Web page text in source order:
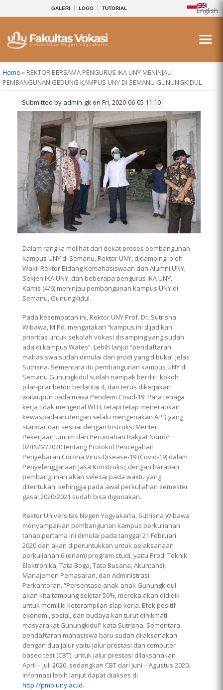
English
GALERI LOGO TUTORIAL
You are here
Home » REKTOR BERSAMA PENGURUS IKA UNY MENINJAU
PEMBANGUNAN GEDUNG KAMPUS UNY DI SEMANU GUNUNGKIDUL
Submitted by admin-gk on Fri, 2020-06-05 11:10
Dalam rangka melihat dari dekat proses pembangunan
kampus UNY di Semanu, Rektor UNY, didampingi oleh
Wakil Rektor Bidang Kemahasiswaan dan Alumni UNY,
Sekjen IKA UNY, dan beberapa pengurus IKA UNY,
Kamis (4/6) meninjau pembangunan kampus UNY di
Semanu, Gunungkidul.
Pada kesempatan ini, Rektor UNY Prof. Dr. Sutrisna
Wibawa, M.Pd. mengatakan “kampus ini dijadikan
prioritas untuk sekolah vokasi disamping yang sudah
ada di kampus Wates”. Lebih lanjut “pendaftaran
mahasiswa sudah dimulai dan prodi yang dibuka“ jelas
Sutrisna. Sementara itu pembangunan kampus UNY di
Semanu Gunungkidul sudah nampak berdiri kokoh
pilar-pilar beton berlantai 4, dan terus dikerjakan
walaupun pada masa Pendemi Covid-19. Para tenaga
kerja tidak mengenal WFH, tetapi tetap menerapkan
kewaspadaan dengan selalu mengenakan APD yang
standar dan sesuai dengan Instruksi Menteri
Pekerjaan Umum dan Perumahan Rakyat Nomor
02/IN/M/2020 tentang Protokol Pencegahan
Penyebaran Corona Virus Disease-19 (Covid-19) dalam
Penyelenggaraan Jasa Konstruksi, dengan harapan
pembangunan akan selesai pada waktu yang
ditentukan, sehingga pada awal perkuliahan semester
gasal 2020/2021 sudah bisa digunakan.
Rektor Universitas Negeri Yogyakarta, Sutrisna Wibawa
menyampaikan pembangunan kampus perkuliahan
tahap pertama ini dimulai pada tanggal 21 Februari
2020 dan akan diperuntukkan untuk pelaksanaan
perkuliahan 6 (enam) program studi, yaitu Prodi Teknik
Elektronika, Tata Boga, Tata Busana, Akuntansi,
Manajemen Pemasaran, dan Administrasi
Perkantoran. “Persentase anak-anak Gunungkidul
akan kita tampung sekitar 50%, mereka akan dididik
untuk memiliki keterampilan siap kerja. Efek positif
ekonomi, sosial, dan budaya kan turut dinikmati
masyarakat Gunungkidul” kata Sutrisna. Sementara
pendaftaran mahasiswa baru sudah dilaksanakan
dengan dua jalur yaitu jalur prestasi dan computer
based test (CBT), untuk jalur prestasi dilaksanakan
April – Juli 2020, sedangkan CBT dari Juni – Agustus 2020.
Informasi lebih lanjut dapat diakses di
http://pmb.uny.ac.id.